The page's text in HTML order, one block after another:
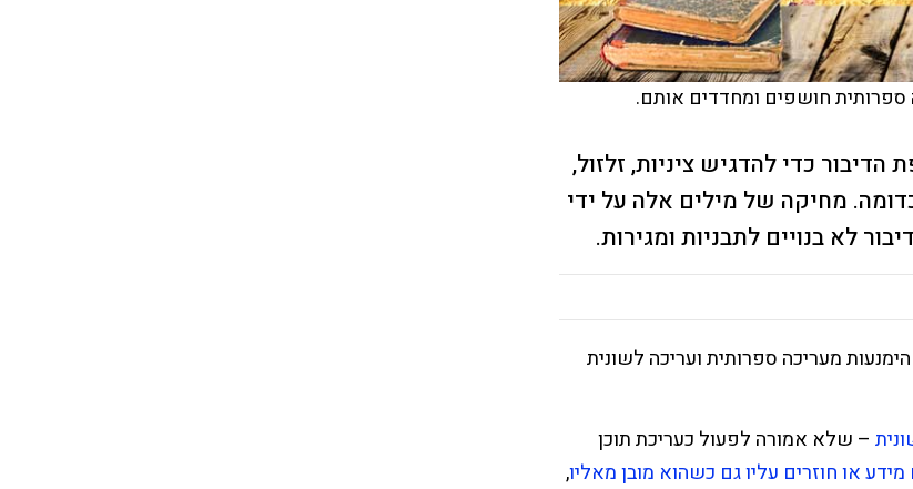
ספרותית חושפים ומחדדים אותם.
כדי להדגיש ציניות, זלזול,
מחיקה של מילים אלה על ידי
לא בנויים לתבניות ומגירות.
מעריכה ספרותית ועריכה לשונית
– שלא אמורה לפעול כעריכת תוכן
מידע או חוזרים עליו גם כשהוא מובן מאליו,